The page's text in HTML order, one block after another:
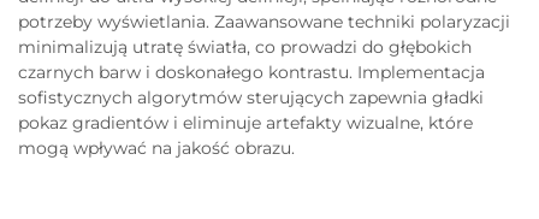
potrzeby wyświetlania. Zaawansowane techniki polaryzacji
minimalizują utratę światła, co prowadzi do głębokich
czarnych barw i doskonałego kontrastu. Implementacja
sofistycznych algorytmów sterujących zapewnia gładki
pokaz gradientów i eliminuje artefakty wizualne, które
mogą wpływać na jakość obrazu.